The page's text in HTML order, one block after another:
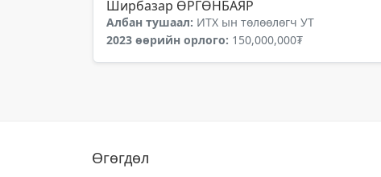
Ширбазар ӨРГӨНБАЯР
Албан тушаал: ИТХ ын төлөөлөгч УТ
2023 өөрийн орлого: 150,000,000₮
Өгөгдөл